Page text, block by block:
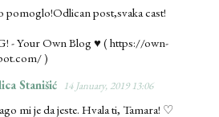
pomoglo!Odlican post,svaka cast!
- Your Own Blog ♥ ( https://own-
)
Stanišić 14 January, 2019 13:06
mi je da jeste. Hvala ti, Tamara! ♡